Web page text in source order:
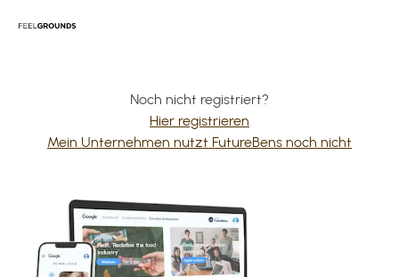
Noch nicht registriert?
Hier registrieren
Mein Unternehmen nutzt FutureBens noch nicht